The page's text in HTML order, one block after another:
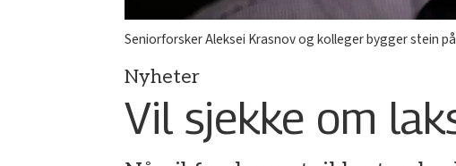
Seniorforsker Aleksei Krasnov og kolleger bygger stein
Nyheter
Vil sjekke om